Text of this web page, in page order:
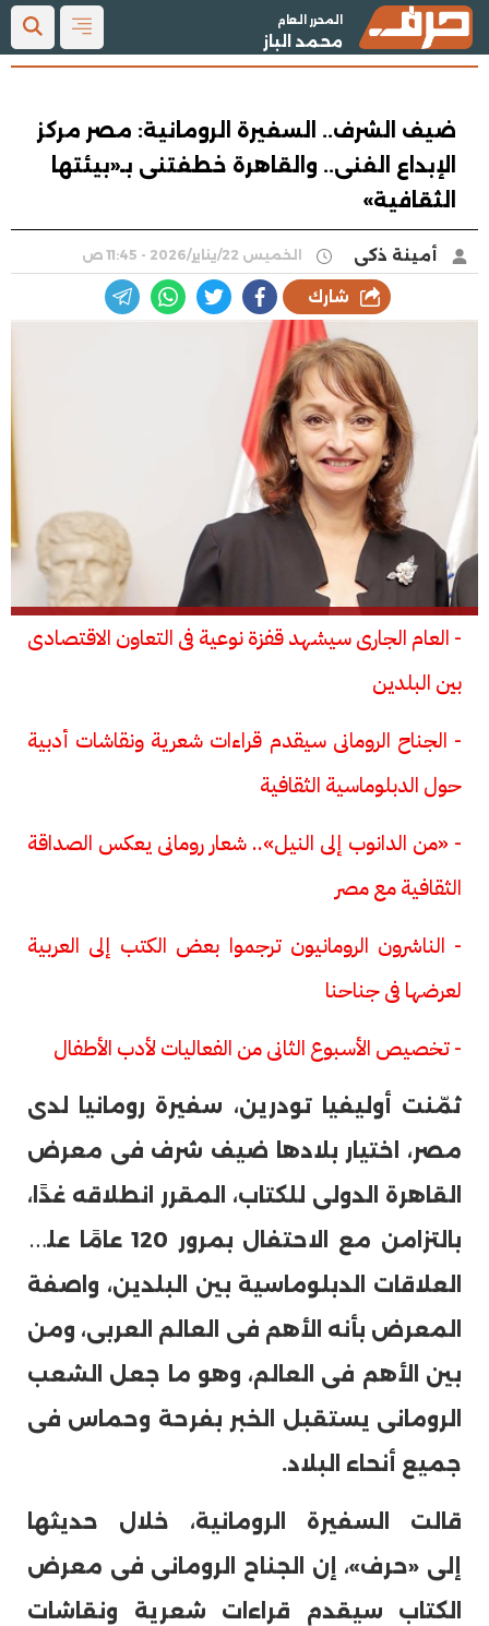
المحرر العام
محمد الباز
ضيف الشرف.. السفيرة الرومانية: مصر مركز
الإبداع الفنى.. والقاهرة خطفتنى بـ«بيئتها
الثقافية»
أمينة ذكى الخميس 22/يناير/2026 - 11:45 ص
شارك
- العام الجارى سيشهد قفزة نوعية فى التعاون الاقتصادى
بين البلدين
- الجناح الرومانى سيقدم قراءات شعرية ونقاشات أدبية
حول الدبلوماسية الثقافية
- «من الدانوب إلى النيل».. شعار رومانى يعكس الصداقة
الثقافية مع مصر
- الناشرون الرومانيون ترجموا بعض الكتب إلى العربية
لعرضها فى جناحنا
- تخصيص الأسبوع الثانى من الفعاليات لأدب الأطفال
ثمّنت أوليفيا تودرين، سفيرة رومانيا لدى
مصر، اختيار بلادها ضيف شرف فى معرض
القاهرة الدولى للكتاب، المقرر انطلاقه غدًا،
بالتزامن مع الاحتفال بمرور 120 عامًا على
العلاقات الدبلوماسية بين البلدين، واصفة
المعرض بأنه الأهم فى العالم العربى، ومن
بين الأهم فى العالم، وهو ما جعل الشعب
الرومانى يستقبل الخبر بفرحة وحماس فى
جميع أنحاء البلاد.
قالت السفيرة الرومانية، خلال حديثها
إلى «حرف»، إن الجناح الرومانى فى معرض
الكتاب سيقدم قراءات شعرية ونقاشات